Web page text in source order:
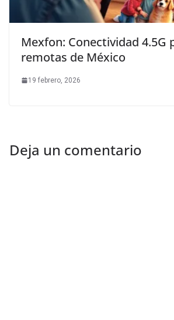
Mexfon: Conectividad 4.5G
remotas de México
19 febrero, 2026
Deja un comentario